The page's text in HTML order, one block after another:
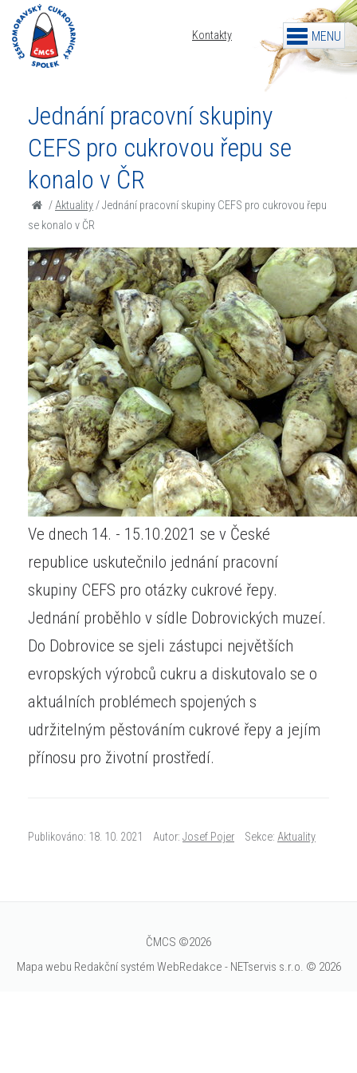
Kontakty
Jednání pracovní skupiny
CEFS pro cukrovou řepu se
konalo v ČR
/Aktuality/Jednání pracovní skupiny CEFS pro cukrovou řepu
se konalo v ČR
Ve dnech 14. - 15.10.2021 se v České
republice uskutečnilo jednání pracovní
skupiny CEFS pro otázky cukrové řepy.
Jednání proběhlo v sídle Dobrovických muzeí.
Do Dobrovice se sjeli zástupci největších
evropských výrobců cukru a diskutovalo se o
aktuálních problémech spojených s
udržitelným pěstováním cukrové řepy a jejím
přínosu pro životní prostředí.
Publikováno: 18. 10. 2021 Autor: Josef Pojer Sekce: Aktuality
ČMCS ©2026
Mapa webu Redakční systém WebRedakce - NETservis s.r.o. © 2026